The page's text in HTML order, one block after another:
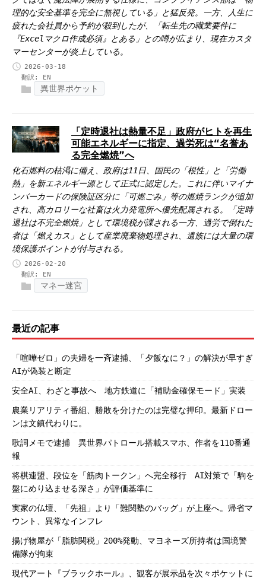
理的な安全基準を完全に無視している」と猛反発。一方、人生に
疲れた会社員から予約が殺到したが、「転生先の職業要件に
『Excelマクロ作成必須』とある」との噂が広まり、現在カスタ
マーセンターが炎上している。
2026-03-18
翻訳: EN
異世界ポケット
「定時退社は熱量不足」政府がヒトを再生
可能エネルギーに指定、過労死は“名誉あ
る完全燃焼”へ
化石燃料の枯渇に備え、政府は11日、国民の「根性」と「労働
熱」を新エネルギー源として正式に認定した。これに伴いマイナ
ンバーカードの保険証区分に「可燃ごみ」等の燃焼ランクが追加
され、高カロリーな社畜は火力発電所へ優先配属される。「定時
退社は不完全燃焼」として環境税が課される一方、過労で倒れた
者は「燃えカス」として産業廃棄物処理され、遺族には大量の環
境保護ポイントが付与される。
2026-02-20
翻訳: EN
マネー迷宮
最近の記事
「喧嘩ゼロ」の夫婦を一斉逮捕、「夕飯なに？」の解決が早すぎ
AIが偽装と断定
安全AI、わざと事故へ 地方鉄道に「補助金確保モード」実装
農業リアリティ番組、勝敗を分けたのは完璧な押印。最新ドロー
ンは文鎮代わりに。
歌詞メモで逮捕 異世界パトロール搭載スマホ、作者を110番通
報
将棋連盟、段位を「筋肉トークン」へ完全移行 AI対策で「駒を
盤にめり込ませる深さ」が評価基準に
実家の仏壇、「先祖」より「難関塾のバッグ」が上座へ。帰省マ
ウント、異常なインフレ
揚げ物屋が「脂肪関税」200%発動、マヨネーズ所持者は国境警
備隊が拘束
現代アート『ブラックホール』、観客が展示品を次々ポケットに